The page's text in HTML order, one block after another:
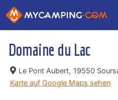
Domaine du Lac
Le Pont Aubert, 19550
Karte auf Google Maps sehen